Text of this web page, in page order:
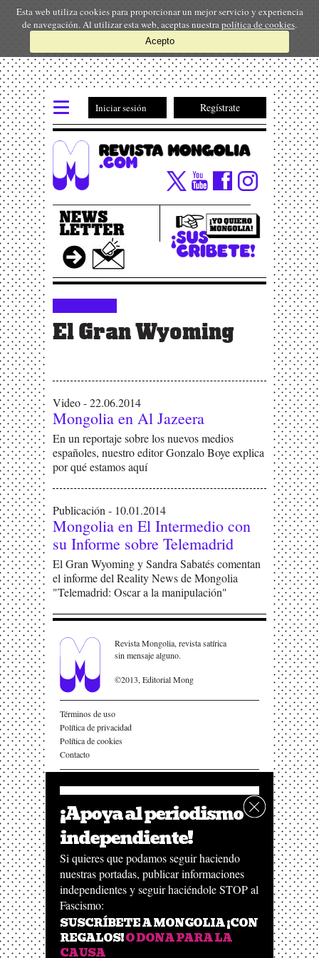
Esta web utiliza cookies para proporcionar un mejor servicio y experiencia
de navegación. Al utilizar esta web, aceptas nuestra política de cookies.
Acepto
Iniciar sesión Regístrate
El Gran Wyoming
Video - 22.06.2014
Mongolia en Al Jazeera
En un reportaje sobre los nuevos medios
españoles, nuestro editor Gonzalo Boye explica
por qué estamos aquí
Publicación - 10.01.2014
Mongolia en El Intermedio con
su Informe sobre Telemadrid
El Gran Wyoming y Sandra Sabatés comentan
el informe del Reality News de Mongolia
"Telemadrid: Oscar a la manipulación"
Revista Mongolia, revista satírica
sin mensaje alguno.
©2013, Editorial Mong
Términos de uso
Política de privacidad
Política de cookies
Contacto
Esta obra ha recibido una ayuda a la edición del Ministerio
¡Apoya al periodismo
independiente!
Si quieres que podamos seguir haciendo
nuestras portadas, publicar informaciones
independientes y seguir haciéndole STOP al
Fascismo:
SUSCRÍBETE A MONGOLIA ¡CON
REGALOS!O DONA PARA LA
CAUSA